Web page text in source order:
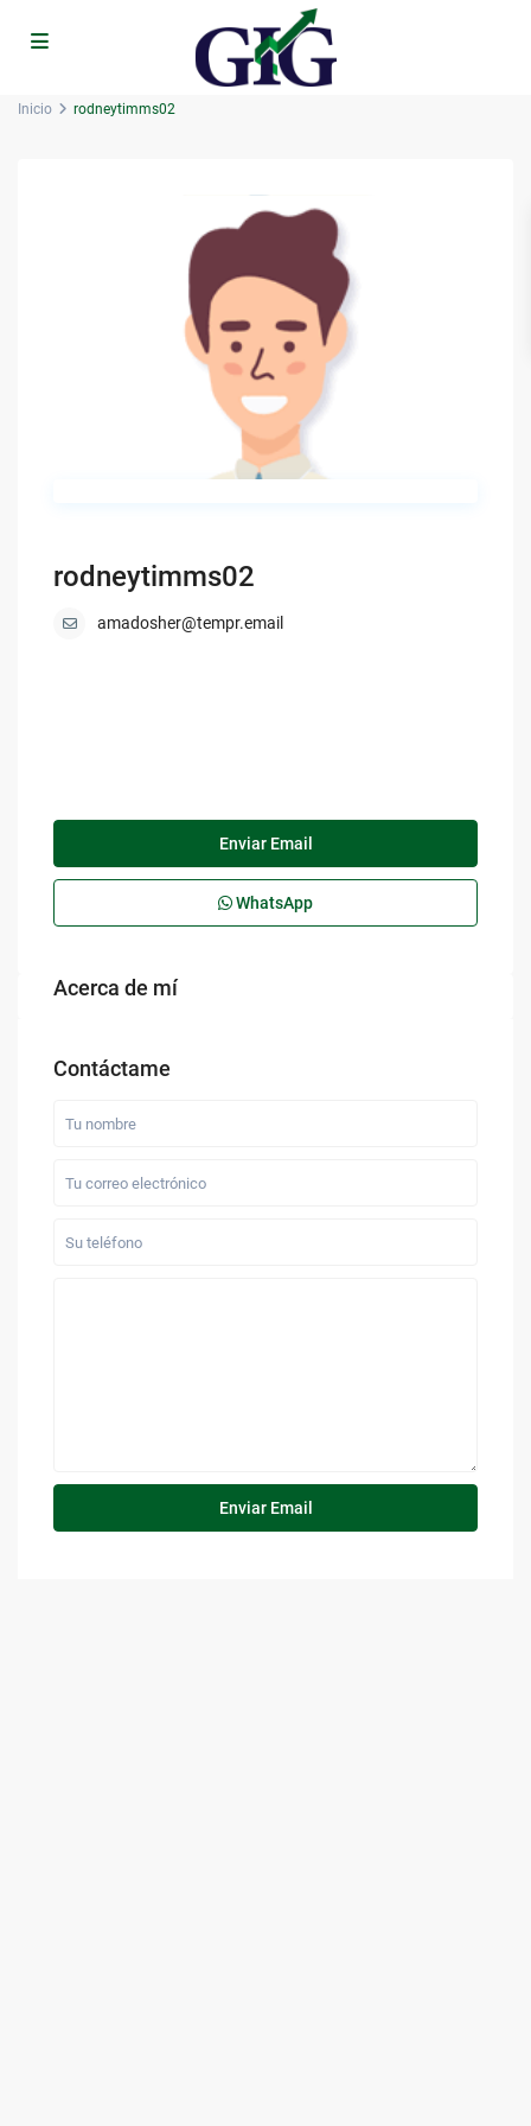
Inicio rodneytimms02
rodneytimms02
amadosher@tempr.email
Enviar Email
WhatsApp
Acerca de mí
Contáctame